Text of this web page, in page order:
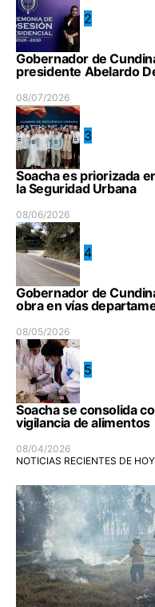
2
Gobernador de
presidente Abelardo
08/07/2026
3
Soacha es priorizada
la Seguridad Urbana
08/06/2026
4
Gobernador de
obra en vías
08/05/2026
5
Soacha se consolida
vigilancia de alimentos
08/04/2026
NOTICIAS RECIENTES DE HOY